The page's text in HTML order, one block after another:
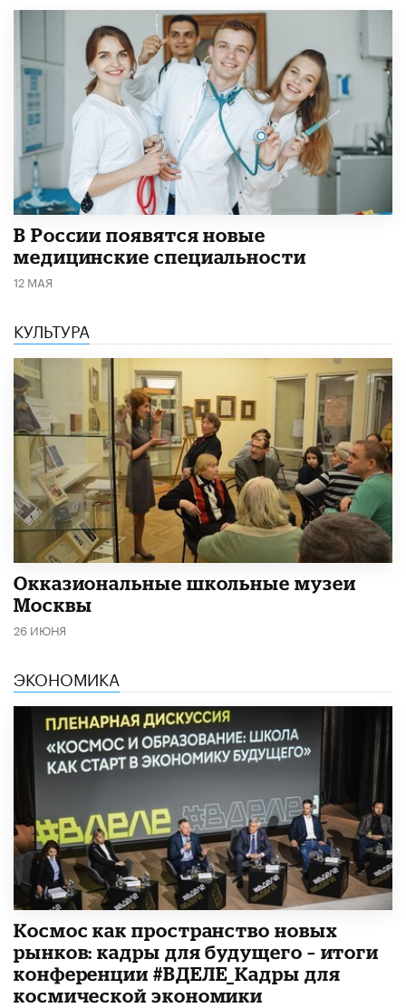
В России появятся новые
медицинские специальности
12 МАЯ
КУЛЬТУРА
​Окказиональные школьные музеи
Москвы
26 ИЮНЯ
ЭКОНОМИКА
Космос как пространство новых
рынков: кадры для будущего – итоги
конференции #ВДЕЛЕ_Кадры для
космической экономики